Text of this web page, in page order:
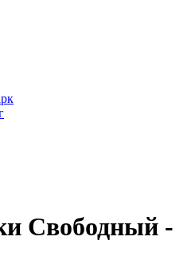
Свободный -